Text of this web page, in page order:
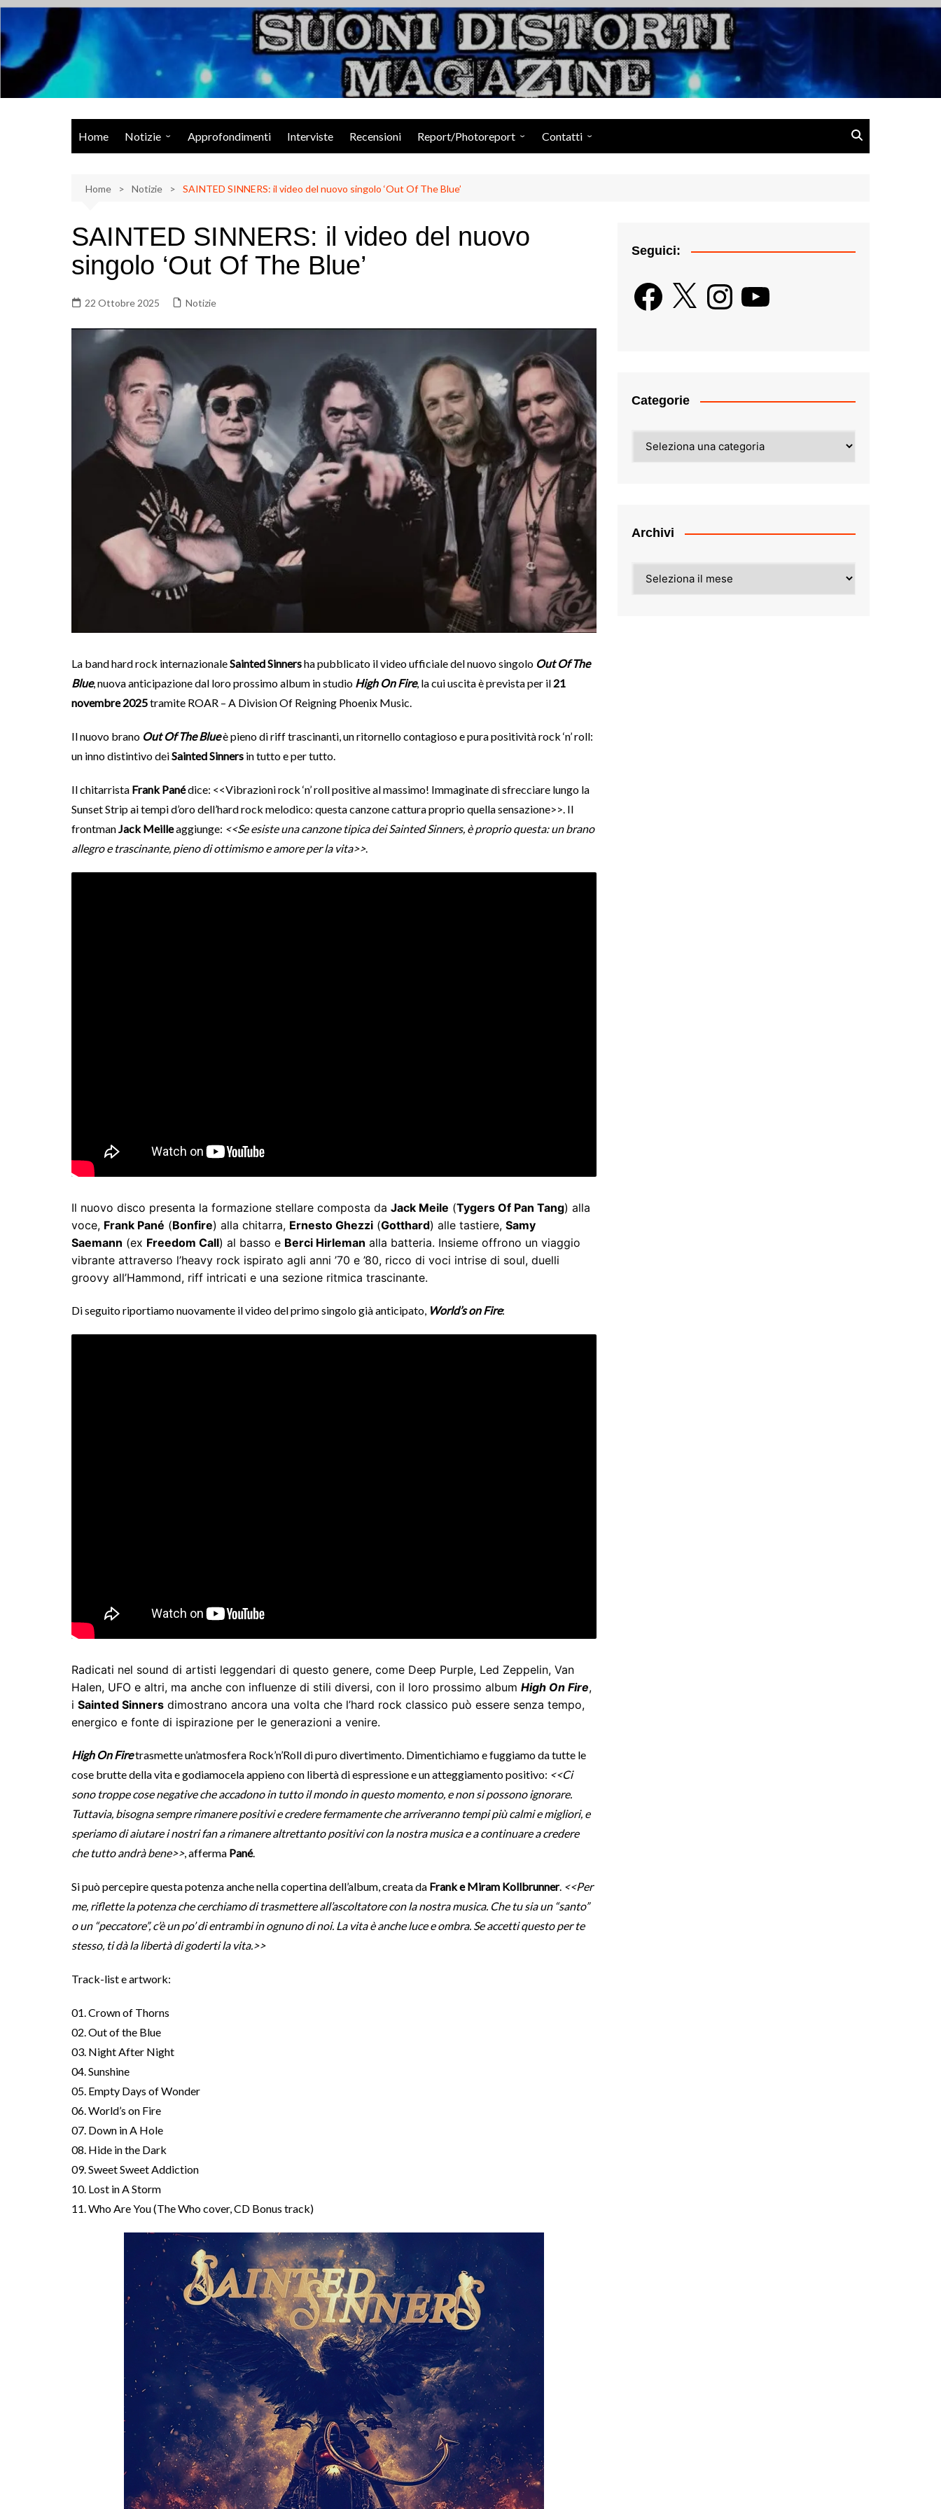
Salta
contenuto
Suoni Distorti Magazine
Musica Rock, Metal, Punk e varie sonorità alternative
Home Notizie
Eventi
Approfondimenti Interviste Recensioni Report/Photoreport Contatti
Home Notizie SAINTED SINNERS: il video del nuovo singolo ‘Out Of The Blue’
SAINTED SINNERS: il video del nuovo
singolo ‘Out Of The Blue’
22 Ottobre 2025 Notizie
La band hard rock internazionaleSainted Sinnersha pubblicato il video ufficiale del nuovo singolo Out Of The
Blue, nuova anticipazione dal loro prossimo album in studio High On Fire, la cui uscita è prevista per il 21
novembre 2025tramite ROAR – A Division Of Reigning Phoenix Music.
Il nuovo brano Out Of The Blueè pieno di riff trascinanti, un ritornello contagioso e pura positività rock ‘n’ roll:
un inno distintivo deiSainted Sinners in tutto e per tutto.
Il chitarrista Frank Panédice: <<Vibrazioni rock ‘n’ roll positive al massimo! Immaginate di sfrecciare lungo la
Sunset Strip ai tempi d’oro dell’hard rock melodico: questa canzone cattura proprio quella sensazione>>. Il
frontmanJack Meilleaggiunge: <<Se esiste una canzone tipica dei Sainted Sinners, è proprio questa: un brano
allegro e trascinante, pieno di ottimismo e amore per la vita>>.
Il nuovo disco presenta la formazione stellare composta da Jack Meile (Tygers Of Pan Tang) alla
voce, Frank Pané (Bonfire) alla chitarra, Ernesto Ghezzi (Gotthard) alle tastiere, Samy
Saemann (ex Freedom Call) al basso e Berci Hirleman alla batteria. Insieme offrono un viaggio
vibrante attraverso l’heavy rock ispirato agli anni ’70 e ’80, ricco di voci intrise di soul, duelli
groovy all’Hammond, riff intricati e una sezione ritmica trascinante.
Di seguito riportiamo nuovamente il video del primo singolo già anticipato, World’s on Fire:
Radicati nel sound di artisti leggendari di questo genere, come Deep Purple, Led Zeppelin, Van
Halen, UFO e altri, ma anche con influenze di stili diversi, con il loro prossimo album High On Fire,
i Sainted Sinners dimostrano ancora una volta che l’hard rock classico può essere senza tempo,
energico e fonte di ispirazione per le generazioni a venire.
High On Firetrasmette un’atmosfera Rock’n’Roll di puro divertimento. Dimentichiamo e fuggiamo da tutte le
cose brutte della vita e godiamocela appieno con libertà di espressione e un atteggiamento positivo: <<Ci
sono troppe cose negative che accadono in tutto il mondo in questo momento, e non si possono ignorare.
Tuttavia, bisogna sempre rimanere positivi e credere fermamente che arriveranno tempi più calmi e migliori, e
speriamo di aiutare i nostri fan a rimanere altrettanto positivi con la nostra musica e a continuare a credere
che tutto andrà bene>>, afferma Pané.
Si può percepire questa potenza anche nella copertina dell’album, creata da Frank e Miram Kollbrunner. <<Per
me, riflette la potenza che cerchiamo di trasmettere all’ascoltatore con la nostra musica. Che tu sia un “santo”
o un “peccatore”, c’è un po’ di entrambi in ognuno di noi. La vita è anche luce e ombra. Se accetti questo per te
stesso, ti dà la libertà di goderti la vita.>>
Track-list e artwork:
01. Crown of Thorns
02. Out of the Blue
03. Night After Night
04. Sunshine
05. Empty Days of Wonder
06. World’s on Fire
07. Down in A Hole
08. Hide in the Dark
09. Sweet Sweet Addiction
10. Lost in A Storm
11. Who Are You (The Who cover, CD Bonus track)
Seguici:
Facebook
X InstagramYouTube
Categorie
Archivi